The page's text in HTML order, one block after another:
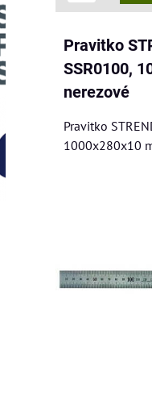
Pravitko
SSR0100,
nerezové
Pravitko
1000x280x10